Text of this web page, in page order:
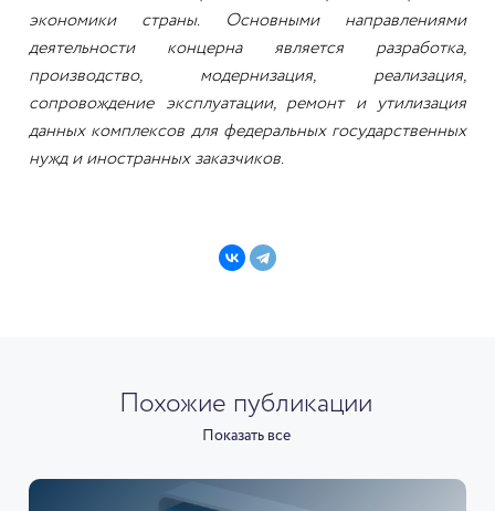
экономики страны. Основными направлениями
деятельности концерна является разработка,
производство, модернизация, реализация,
сопровождение эксплуатации, ремонт и утилизация
данных комплексов для федеральных государственных
нужд и иностранных заказчиков.
Похожие публикации
Показать все